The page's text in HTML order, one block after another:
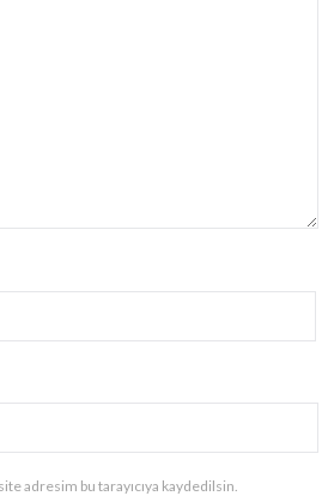
adresim bu tarayıcıya kaydedilsin.